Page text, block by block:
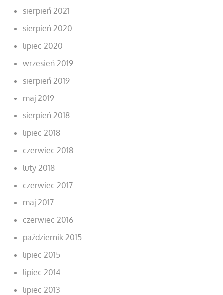
sierpień 2021
sierpień 2020
lipiec 2020
wrzesień 2019
sierpień 2019
maj 2019
sierpień 2018
lipiec 2018
czerwiec 2018
luty 2018
czerwiec 2017
maj 2017
czerwiec 2016
październik 2015
lipiec 2015
lipiec 2014
lipiec 2013